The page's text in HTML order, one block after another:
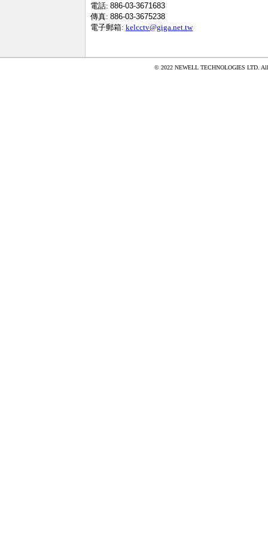
電話: 886-03-3671683
傳真: 886-03-3675238
電子郵箱: kelcctv@giga.net.tw
© 2022 NEWELL TECHNOLOGIES LTD. All